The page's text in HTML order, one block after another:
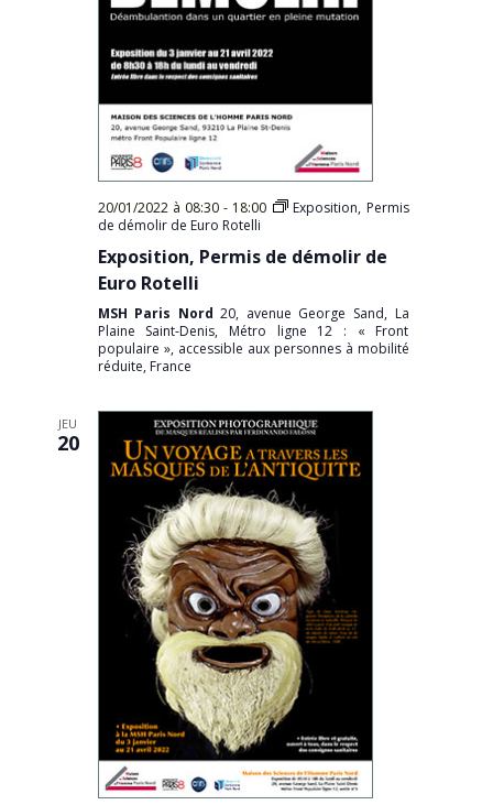
20/01/2022 à 08:30- 18:00
Exposition, Permis
de démolir de Euro Rotelli
Exposition, Permis de démolir de
Euro Rotelli
MSH Paris Nord20, avenue George Sand, La
Plaine Saint-Denis, Métro ligne 12 : « Front
populaire », accessible aux personnes à mobilité
réduite, France
JEU
20